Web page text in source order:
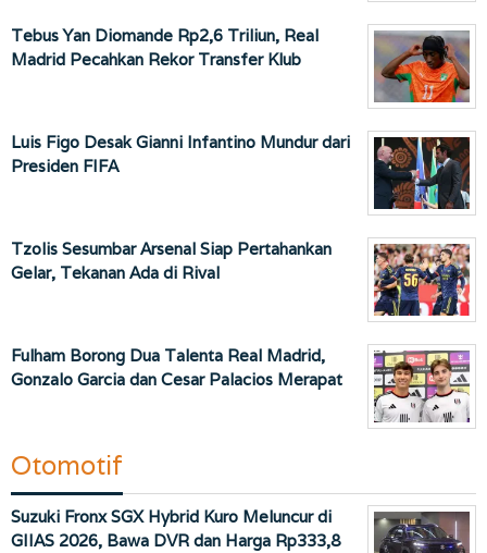
Tebus Yan Diomande Rp2,6 Triliun, Real
Madrid Pecahkan Rekor Transfer Klub
Luis Figo Desak Gianni Infantino Mundur dari
Presiden FIFA
Tzolis Sesumbar Arsenal Siap Pertahankan
Gelar, Tekanan Ada di Rival
Fulham Borong Dua Talenta Real Madrid,
Gonzalo Garcia dan Cesar Palacios Merapat
Otomotif
Suzuki Fronx SGX Hybrid Kuro Meluncur di
GIIAS 2026, Bawa DVR dan Harga Rp333,8